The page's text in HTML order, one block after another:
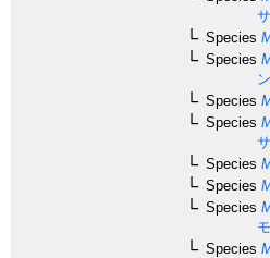
Species
Species
Species
Species
Species
Species
Species
Species